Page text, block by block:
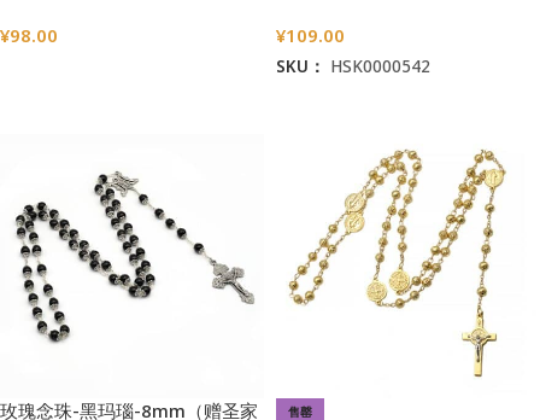
¥98.00 ¥109.00
SKU： HSK0000542
玫瑰念珠-黑玛瑙-8mm（赠圣家
售罄